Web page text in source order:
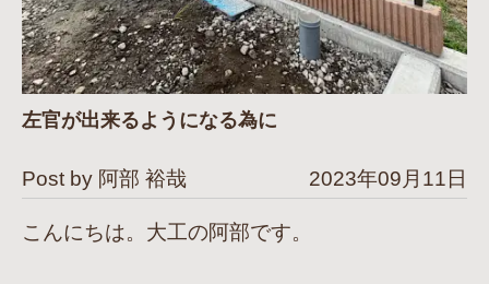
左官が出来るようになる為に
Post by 阿部 裕哉 2023年09月11日
こんにちは。大工の阿部です。